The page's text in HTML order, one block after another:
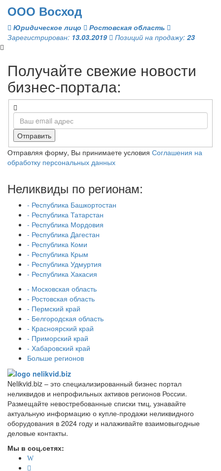
ООО Восход
Юридическое лицо
Ростовская область
Зарегистрирован: 13.03.2019 Позиций на продажу: 23
Получайте свежие новости
бизнес-портала:
Отправить
Отправляя форму, Вы принимаете условия Соглашения на
обработку персональных данных
Неликвиды по регионам:
- Республика Башкортостан
- Республика Татарстан
- Республика Мордовия
- Республика Дагестан
- Республика Коми
- Республика Крым
- Республика Удмуртия
- Республика Хакасия
- Московская область
- Ростовская область
- Пермский край
- Белгородская область
- Красноярский край
- Приморский край
- Хабаровский край
Больше регионов
Nelikvid.biz – это специализированный бизнес портал
неликвидов и непрофильных активов регионов России.
Размещайте невостребованные списки тмц, узнавайте
актуальную информацию о купле-продажи неликвидного
оборудования в 2024 году и налаживайте взаимовыгодные
деловые контакты.
Мы в соц.сетях: